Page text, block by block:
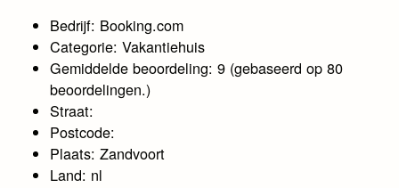
Bedrijf: Booking.com
Categorie: Vakantiehuis
Gemiddelde beoordeling: 9 (gebaseerd op 80
beoordelingen.)
Straat:
Postcode:
Plaats: Zandvoort
Land: nl